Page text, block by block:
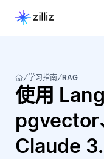
学习指南 RAG
使用
Claude